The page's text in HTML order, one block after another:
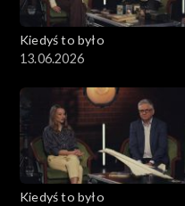
Kiedyś to było
13.06.2026
Kiedyś to było